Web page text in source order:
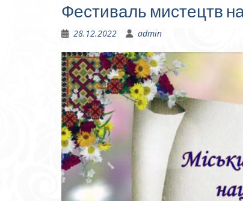
Фестиваль мистецтв
28.12.2022 admin